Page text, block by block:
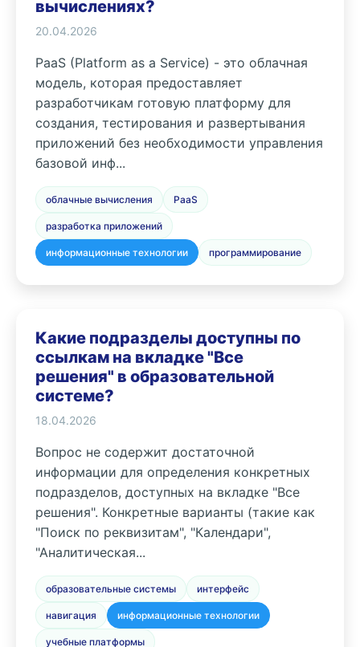
вычислениях?
20.04.2026
PaaS (Platform as a Service) - это облачная
модель, которая предоставляет
разработчикам готовую платформу для
создания, тестирования и развертывания
приложений без необходимости управления
базовой инф...
облачные вычисления PaaS
разработка приложений
информационные технологии программирование
Какие подразделы доступны по
ссылкам на вкладке "Все
решения" в образовательной
системе?
18.04.2026
Вопрос не содержит достаточной
информации для определения конкретных
подразделов, доступных на вкладке "Все
решения". Конкретные варианты (такие как
"Поиск по реквизитам", "Календари",
"Аналитическая...
образовательные системы интерфейс
навигация информационные технологии
учебные платформы